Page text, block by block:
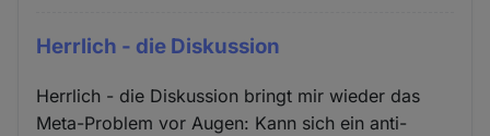
Herrlich - die Diskussion
Herrlich - die Diskussion bringt mir wieder das
Meta-Problem vor Augen: Kann sich ein anti-